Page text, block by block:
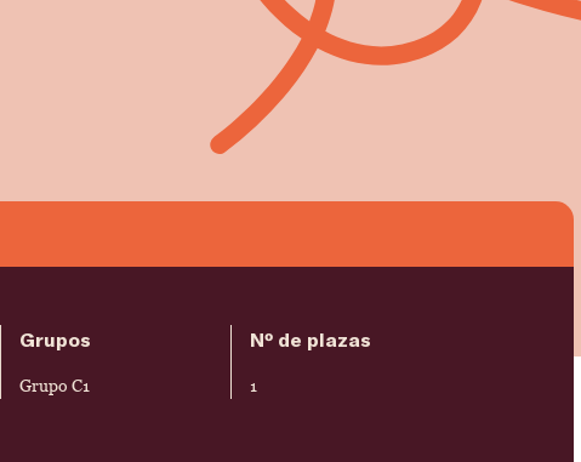
Grupos
Grupo C1
Nº de plazas
1